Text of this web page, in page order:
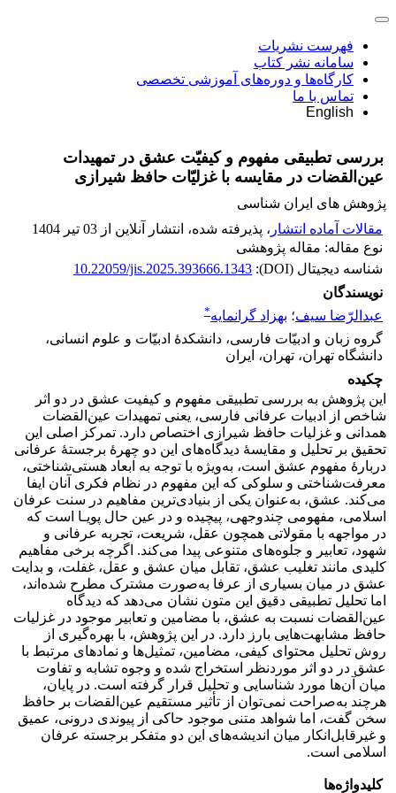
فهرست نشریات
سامانه نشر کتاب
کارگاه‌ها و دوره‌های آموزشی تخصصی
تماس با ما
English
بررسی تطبیقی مفهوم و کیفیّت عشق در تمهیدات
عین‌القضات در مقایسه با غزلیّات حافظ شیرازی
پژوهش های ایران شناسی
مقالات آماده انتشار ، پذیرفته شده، انتشار آنلاین از 03 تیر 1404
نوع مقاله: مقاله پژوهشی
شناسه دیجیتال (DOI):
10.22059/jis.2025.393666.1343
نویسندگان
عبدالرّضا سیف؛ بهزاد گرانمایه*
گروه زبان و ادبیّات فارسی، دانشکدۀ ادبیّات و علوم انسانی،
دانشگاه تهران، تهران، ایران
چکیده
این پژوهش به بررسی تطبیقی مفهوم و کیفیت عشق در دو اثر
شاخص از ادبیات عرفانی فارسی، یعنی تمهیدات عین‌القضات
همدانی و غزلیات حافظ شیرازی اختصاص دارد. تمرکز اصلی این
تحقیق بر تحلیل و مقایسۀ دیدگاه‌های این دو چهرۀ برجستۀ عرفانی
دربارۀ مفهوم عشق است، به‌ویژه با توجه به ابعاد هستی‌شناختی،
معرفت‌شناختی و سلوکی که این مفهوم در نظام فکری آنان ایفا
می‌کند. عشق، به‌عنوان یکی از بنیادی‌ترین مفاهیم در سنت عرفان
اسلامی، مفهومی چندوجهی، پیچیده و در عین حال پویـا است که
در مواجهه با مقولاتی همچون عقل، شریعت، تجربه عرفانی و
شهود، تعابیر و جلوه‌های متنوعی پیدا می‌کند. اگرچه برخی مفاهیم
کلیدی مانند تغلیب عشق، تقابل میان عشق و عقل، غفلت، و بدایت
عشق در میان بسیاری از عرفا به‌صورت مشترک مطرح شده‌اند،
اما تحلیل تطبیقی دقیق این متون نشان می‌دهد که دیدگاه
عین‌القضات نسبت به عشق، با مضامین و تعابیر موجود در غزلیات
حافظ مشابهت‌هایی بارز دارد. در این پژوهش، با بهره‌گیری از
روش تحلیل محتوای کیفی، مضامین، تمثیل‌ها و نمادهای مرتبط با
عشق در دو اثر موردنظر استخراج شده و وجوه تشابه و تفاوت
میان آن‌ها مورد شناسایی و تحلیل قرار گرفته است. در پایان،
هرچند به‌صراحت نمی‌توان از تأثیر مستقیم عین‌القضات بر حافظ
سخن گفت، اما شواهد متنی موجود حاکی از پیوندی درونی، عمیق
و غیرقابل‌انکار میان اندیشه‌های این دو متفکر برجسته عرفان
اسلامی است.
کلیدواژه‌ها